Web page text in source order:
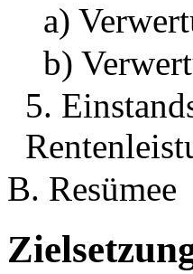
a)
b)
5.
B. Resümee